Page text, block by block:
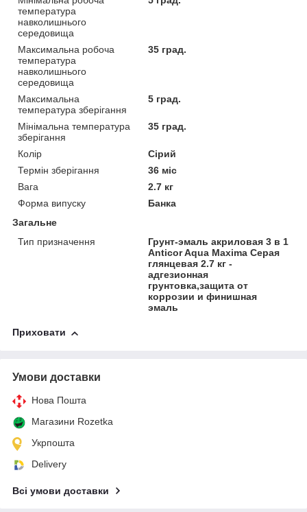
температура
навколишнього
середовища
Максимальна робоча
температура
навколишнього
середовища
35 град.
Максимальна
температура зберігання
5 град.
Мінімальна температура
зберігання
35 град.
Колір
Сірий
Термін зберігання
36 міс
Вага
2.7 кг
Форма випуску
Банка
Загальне
Тип призначення
Грунт-эмаль акриловая 3 в 1
Anticor Aqua Maxima Серая
глянцевая 2.7 кг -
адгезионная
грунтовка,защита от
коррозии и финишная
эмаль
Приховати
Умови доставки
Нова Пошта
Магазини Rozetka
Укрпошта
Delivery
Всі умови доставки